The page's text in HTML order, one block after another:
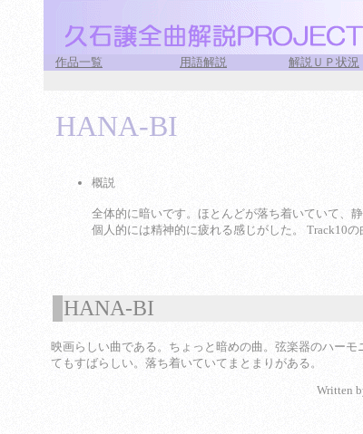
作品一覧 用語解説 解説ＵＰ状況
HANA-BI
概説
全体的に暗いです。ほとんどが落ち着いていて、
個人的には精神的に疲れる感じがした。 Track10
HANA-BI
映画らしい曲である。ちょっと暗めの曲。弦楽器のハーモ
てもすばらしい。落ち着いていてまとまりがある。
Written